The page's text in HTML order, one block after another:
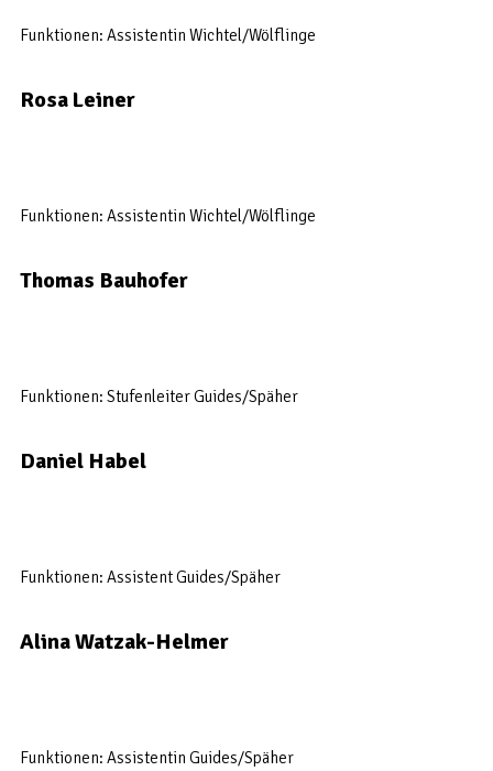
Funktionen: Assistentin Wichtel/Wölflinge
Rosa Leiner
Funktionen: Assistentin Wichtel/Wölflinge
Thomas Bauhofer
Funktionen: Stufenleiter Guides/Späher
Daniel Habel
Funktionen: Assistent Guides/Späher
Alina Watzak-Helmer
Funktionen: Assistentin Guides/Späher